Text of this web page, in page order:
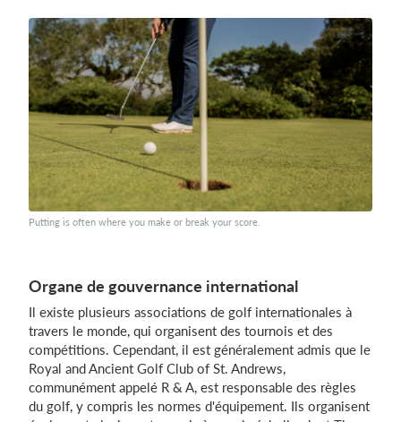
Putting is often where you make or break your score.
Organe de gouvernance international
Il existe plusieurs associations de golf internationales à
travers le monde, qui organisent des tournois et des
compétitions. Cependant, il est généralement admis que le
Royal and Ancient Golf Club of St. Andrews,
communément appelé R & A, est responsable des règles
du golf, y compris les normes d'équipement. Ils organisent